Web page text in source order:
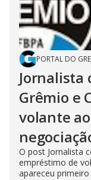
PORTAL DO
Jornalista
Grêmio e
volante
O post Jornalista
empréstimo de
apareceu primeiro